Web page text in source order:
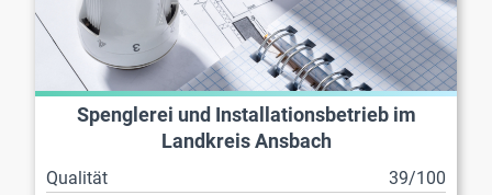
Spenglerei und Installationsbetrieb im
Landkreis Ansbach
Qualität
39/100